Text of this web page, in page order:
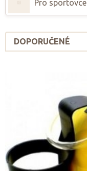
Pro sportovce
DOPORUČENÉ